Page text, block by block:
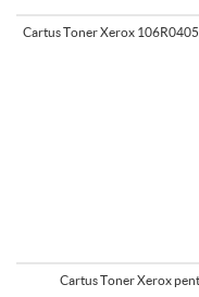
Cartus Toner Xerox
Cartus Toner Xerox